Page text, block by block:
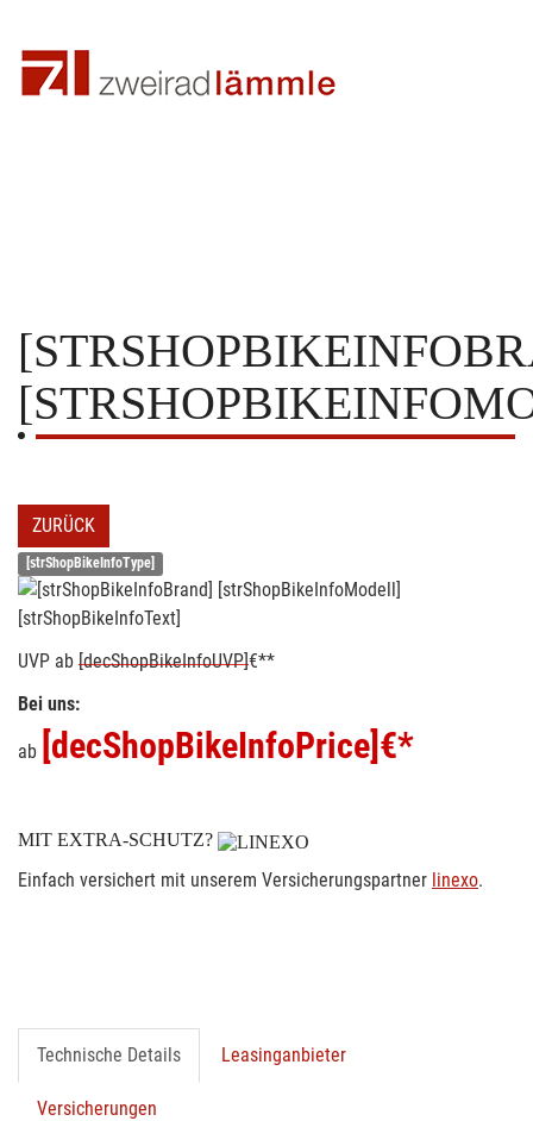
ZURÜCK
[strShopBikeInfoType]
[strShopBikeInfoText]
UVP ab [decShopBikeInfoUVP]€**
Bei uns:
ab [decShopBikeInfoPrice] €*
MIT EXTRA-SCHUTZ?
Einfach versichert mit unserem Versicherungspartner linexo.
Technische Details Leasinganbieter
Versicherungen